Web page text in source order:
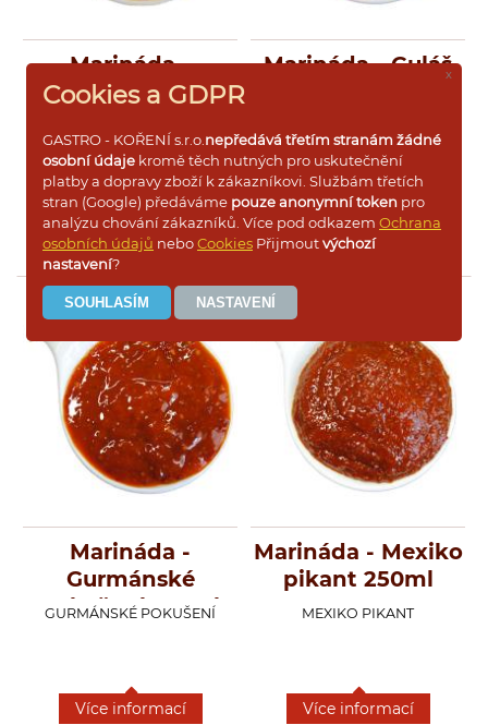
marinování a nakládaní masa
i na topinky, česnekové
špekové brambory, do
mletých mas a minutkové
významnou léčivou rostlinou.
Napomáhá proti snížení
krevního tlaku, proti
nachlazení, k podpoře trávéní
a regulaci hladiny cholesterolu.
Obsahuje látky s antibiotickými
účinky
Marináda -
Drákulova smrt
Více informací
Marináda - Guláš
Více informací
Marináda -
Gurmánské
pokušení 250ml
GURMÁNSKÉ POKUŠENÍ
Více informací
Marináda - Mexiko
pikant 250ml
MEXIKO PIKANT
Více informací
x
Cookies a GDPR
GASTRO - KOŘENÍ s.r.o.nepředává třetím stranám žádné
osobní údaje kromě těch nutných pro uskutečnění
platby a dopravy zboží k zákazníkovi. Službám třetích
stran (Google) předáváme pouze anonymní token pro
analýzu chování zákazníků. Více pod odkazem Ochrana
osobních údajů neboCookies Přijmoutvýchozí
nastavení?